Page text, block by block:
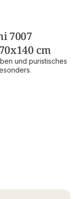
7007
cm
und puristisches